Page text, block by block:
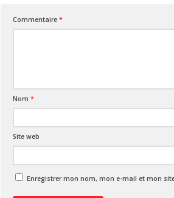
Commentaire *
Nom *
Site web
Enregistrer mon nom, mon e-mail et mon